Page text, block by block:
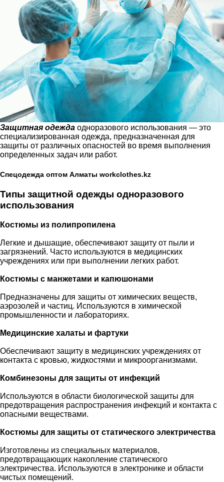
Защитная одежда одноразового использования — это
специализированная одежда, предназначенная для
защиты от различных опасностей во время выполнения
определенных задач или работ.
Спецодежда оптом Алматы workclothes.kz
Типы защитной одежды одноразового
использования
Костюмы из полипропилена
Легкие и дышащие, обеспечивают защиту от пыли и
загрязнений. Часто используются в медицинских
учреждениях или при выполнении легких работ.
Костюмы с манжетами и капюшонами
Предназначены для защиты от химических веществ,
аэрозолей и частиц. Используются в химической
промышленности и лабораториях.
Медицинские халаты и фартуки
Обеспечивают защиту в медицинских учреждениях от
контакта с кровью, жидкостями и микроорганизмами.
Комбинезоны для защиты от инфекций
Используются в области биологической защиты для
предотвращения распространения инфекций и контакта с
опасными веществами.
Костюмы для защиты от статического электричества
Изготовлены из специальных материалов,
предотвращающих накопление статического
электричества. Используются в электронике и области
чистых помещений.